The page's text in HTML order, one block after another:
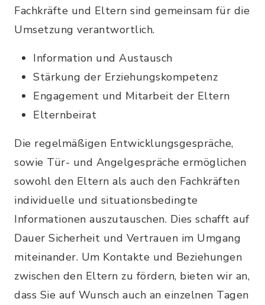
Fachkräfte und Eltern sind gemeinsam für die
Umsetzung verantwortlich.
Information und Austausch
Stärkung der Erziehungskompetenz
Engagement und Mitarbeit der Eltern
Elternbeirat
Die regelmäßigen Entwicklungsgespräche,
sowie Tür- und Angelgespräche ermöglichen
sowohl den Eltern als auch den Fachkräften
individuelle und situationsbedingte
Informationen auszutauschen. Dies schafft auf
Dauer Sicherheit und Vertrauen im Umgang
miteinander. Um Kontakte und Beziehungen
zwischen den Eltern zu fördern, bieten wir an,
dass Sie auf Wunsch auch an einzelnen Tagen